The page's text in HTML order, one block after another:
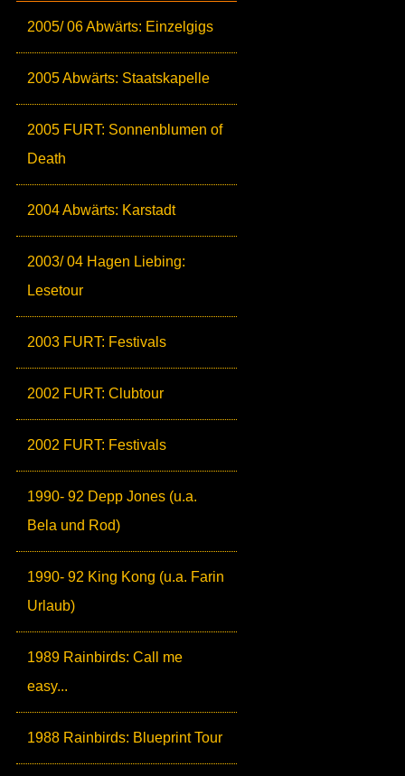
2005/ 06 Abwärts: Einzelgigs
2005 Abwärts: Staatskapelle
2005 FURT: Sonnenblumen of
Death
2004 Abwärts: Karstadt
2003/ 04 Hagen Liebing:
Lesetour
2003 FURT: Festivals
2002 FURT: Clubtour
2002 FURT: Festivals
1990- 92 Depp Jones (u.a.
Bela und Rod)
1990- 92 King Kong (u.a. Farin
Urlaub)
1989 Rainbirds: Call me
easy...
1988 Rainbirds: Blueprint Tour